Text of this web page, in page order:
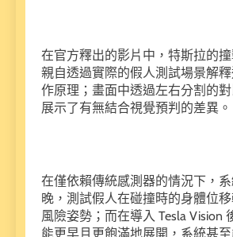
在官方釋出的影片中，特斯拉的
親自透過實際的假人測試場景解
作原理；畫面中透過左右分割的
展示了有無結合視覺預判的差異。
在僅依賴傳統感測器的情況下，
晚，測試假人在碰撞時的身體位
風險姿勢；而在導入 Tesla Vision
能更早且更飽滿地展開，系統甚